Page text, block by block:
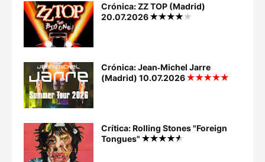
Crónica: ZZ TOP (Madrid)
20.07.2026
Crónica: Jean‐Michel Jarre
(Madrid) 10.07.2026
Crítica: Rolling Stones "Foreign
Tongues"